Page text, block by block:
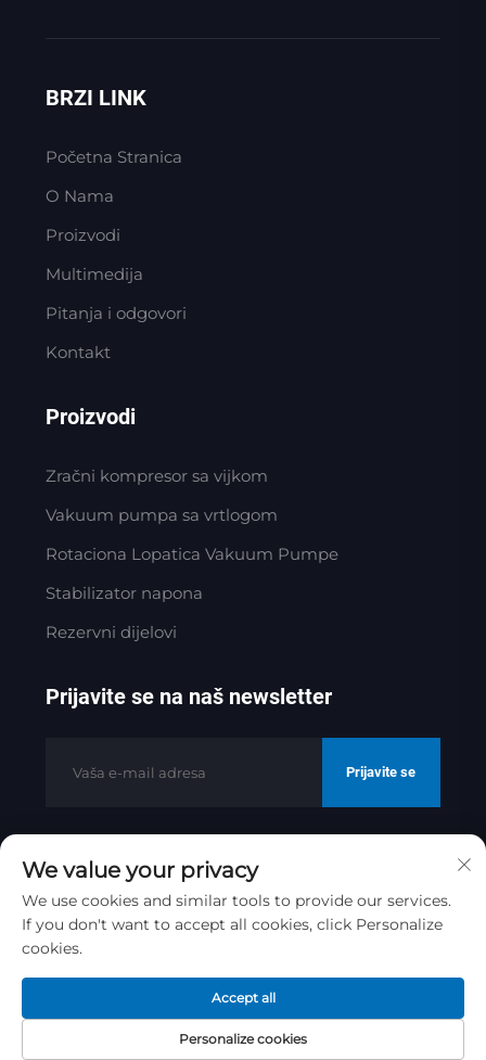
BRZI LINK
Početna Stranica
O Nama
Proizvodi
Multimedija
Pitanja i odgovori
Kontakt
Proizvodi
Zračni kompresor sa vijkom
Vakuum pumpa sa vrtlogom
Rotaciona Lopatica Vakuum Pumpe
Stabilizator napona
Rezervni dijelovi
Prijavite se na naš newsletter
Prijavite se
Autorska prava © 2025. Jinan Golden
Bridge Precision Machinery Co.ltd
Politika privatnosti
Promenite se na vrh
We value your privacy
We use cookies and similar tools to provide our services.
If you don't want to accept all cookies, click Personalize
cookies.
Personalize cookies
Accept all